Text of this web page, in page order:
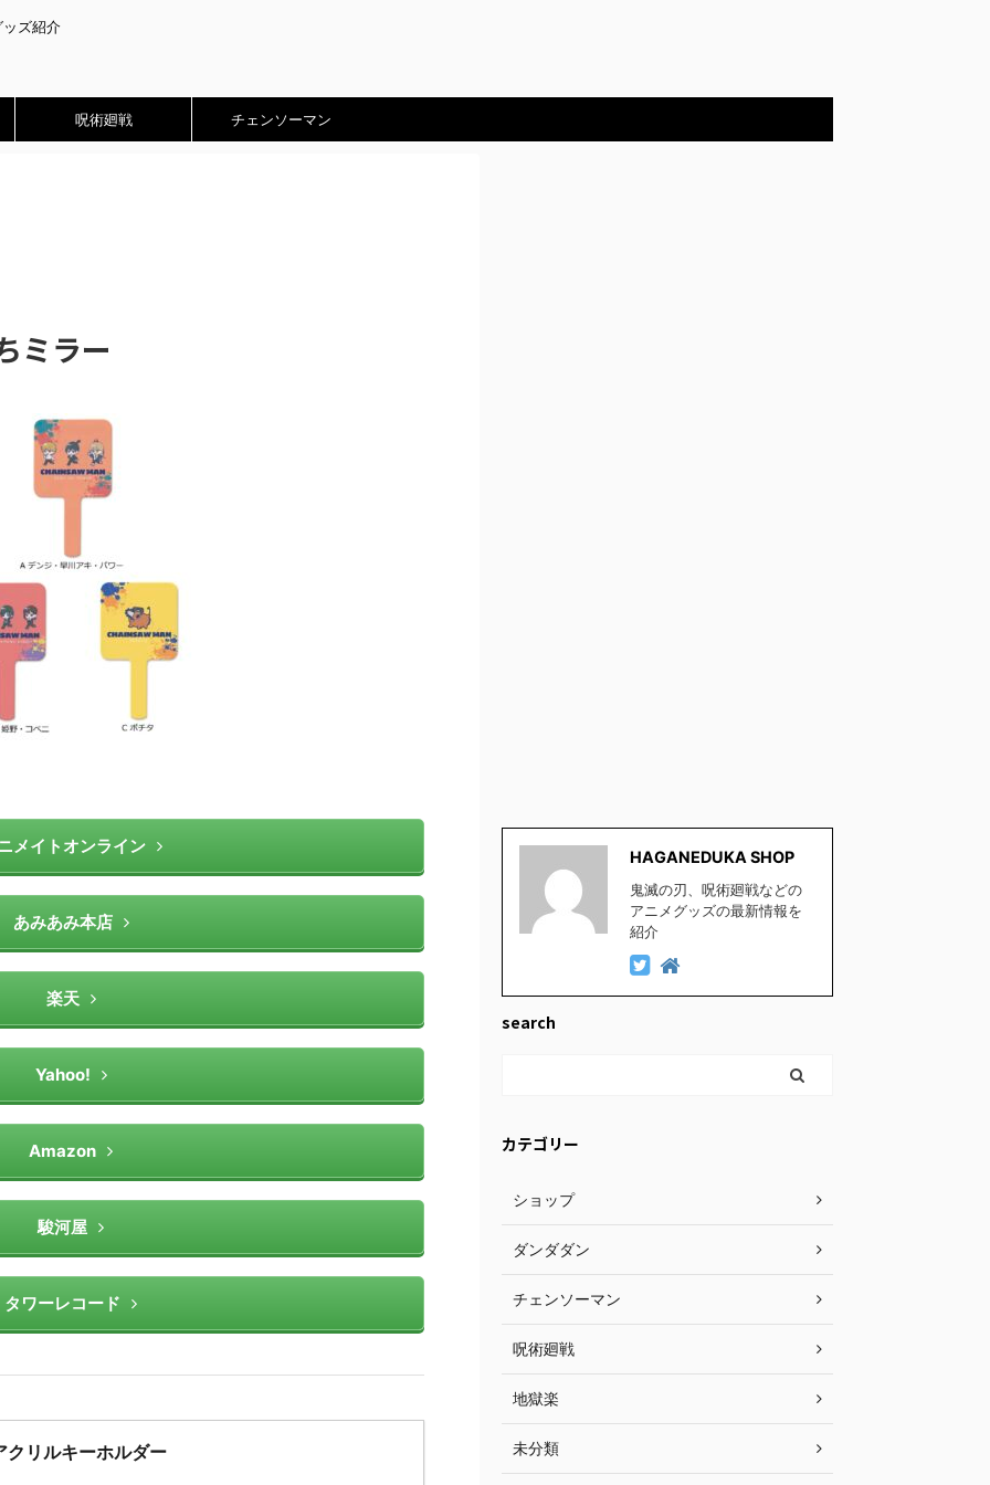
ズ紹介
呪術廻戦 チェンソーマン
ミラー
メイトオンライン
あみあみ本店
楽天
Yahoo!
Amazon
駿河屋
タワーレコード
クリルキーホルダー
HAGANEDUKA SHOP
鬼滅の刃、呪術廻戦などの
アニメグッズの最新情報を
紹介
search
カテゴリー
ショップ
ダンダダン
チェンソーマン
呪術廻戦
地獄楽
未分類